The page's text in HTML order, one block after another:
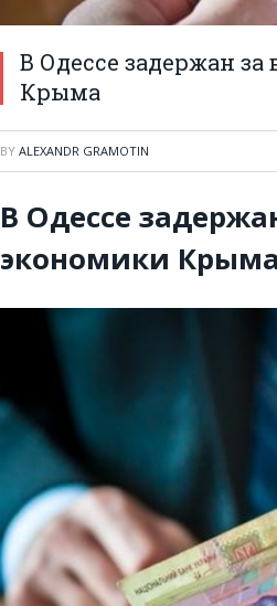
В Одессе задержан
Крыма
BY ALEXANDR GRAMOTIN
В Одессе
экономики Крыма